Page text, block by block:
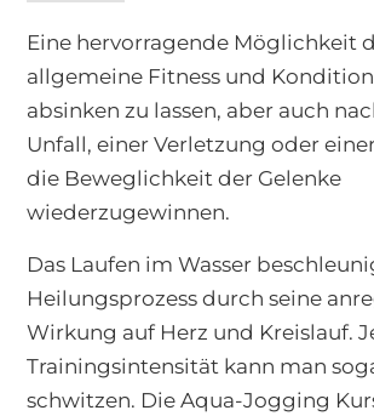
Eine hervorragende Möglichkeit
allgemeine Fitness und
absinken zu lassen, aber auch
Unfall, einer Verletzung oder
die Beweglichkeit der Gelenke
wiederzugewinnen.
Das Laufen im Wasser
Heilungsprozess durch seine
Wirkung auf Herz und Kreislauf.
Trainingsintensität kann man
schwitzen. Die Aqua-Jogging